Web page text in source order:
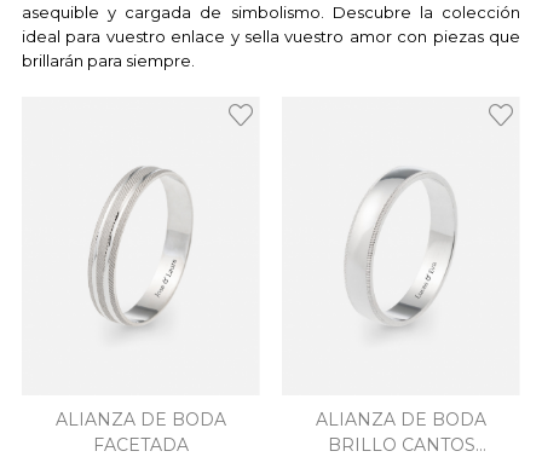
asequible y cargada de simbolismo. Descubre la colección
ideal para vuestro enlace y sella vuestro amor con piezas que
brillarán para siempre.
ALIANZA DE BODA
FACETADA
ALIANZA DE BODA
BRILLO CANTOS